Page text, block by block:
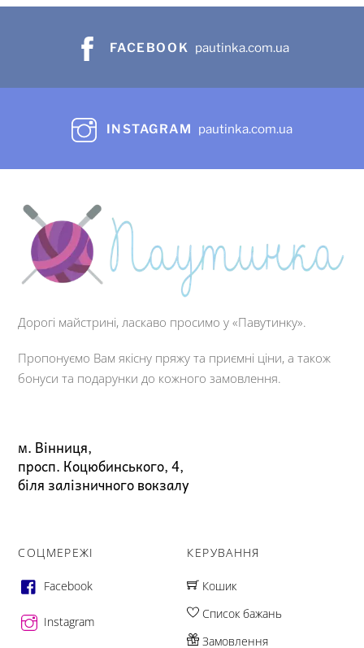
FACEBOOK pautinka.com.ua
INSTAGRAM pautinka.com.ua
Дорогі майстрині, ласкаво просимо у «Павутинку».
Пропонуємо Вам якісну пряжу та приємні ціни, а також
бонуси та подарунки до кожного замовлення.
м. Вінниця,
просп. Коцюбинського, 4,
біля залізничного вокзалу
СОЦМЕРЕЖІ
Facebook
Instagram
КЕРУВАННЯ
Кошик
Список бажань
Замовлення